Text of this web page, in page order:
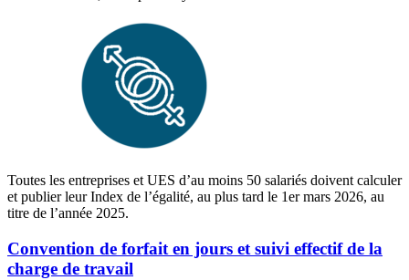
Toutes les entreprises et UES d’au moins 50 salariés doivent calculer
et publier leur Index de l’égalité, au plus tard le 1er mars 2026, au
titre de l’année 2025.
Convention de forfait en jours et suivi effectif de la
charge de travail